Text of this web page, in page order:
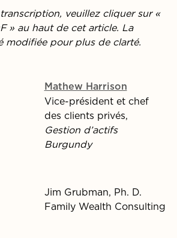
veuillez cliquer sur «
» au haut de cet article. La
modifiée pour plus de clarté.
Mathew Harrison
Vice-président et chef
des clients privés,
Gestion d’actifs
Burgundy
Jim Grubman, Ph. D.
Family Wealth Consulting